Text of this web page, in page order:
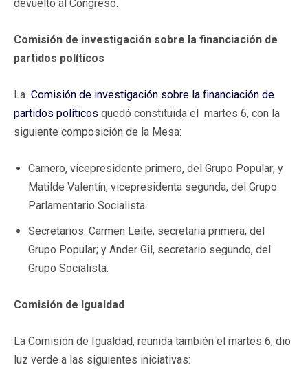
devuelto al Congreso.
Comisión de investigación sobre la financiación de
partidos políticos
La Comisión de investigación sobre la financiación de
partidos políticos quedó constituida el martes 6, con la
siguiente composición de la Mesa:
Carnero, vicepresidente primero, del Grupo Popular; y
Matilde Valentín, vicepresidenta segunda, del Grupo
Parlamentario Socialista.
Secretarios: Carmen Leite, secretaria primera, del
Grupo Popular; y Ander Gil, secretario segundo, del
Grupo Socialista.
Comisión de Igualdad
La Comisión de Igualdad, reunida también el martes 6, dio
luz verde a las siguientes iniciativas: